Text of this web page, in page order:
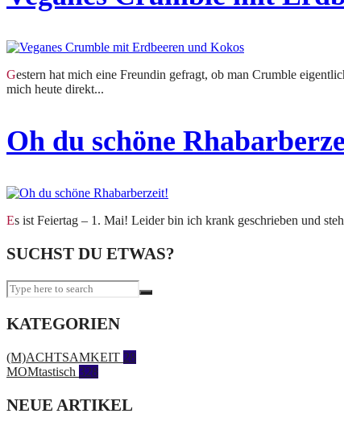
Gestern hat mich eine Freundin gefragt, ob man Crumble eigentlich auch vegan zubereiten kann. Aber klaro geht das! Da ich noch Erdbeeren und Rhabarber zuhause habe, habe ich
mich heute direkt...
Oh du schöne
Es ist Feiertag – 1. Mai! Leider bin ich krank geschrieben und
SUCHST DU ETWAS?
KATEGORIEN
(M)ACHTSAMKEIT 28
MOMtastisch 328
NEUE ARTIKEL